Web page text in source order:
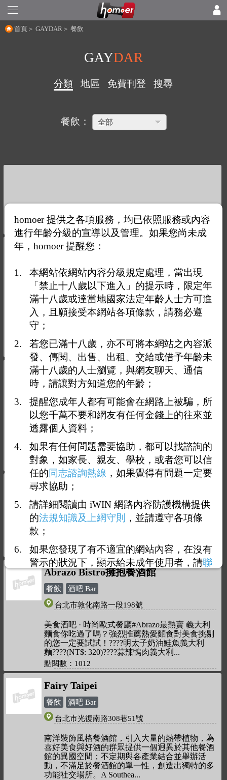
首頁 ＞ GAYDAR ＞ 餐飲
GAYDAR
分類 地區 免費刊登 搜尋
餐飲：
溫泉御膳坊膳坊
溫泉 戶外場所 日曬 餐飲
SPA、按摩、養生
112台北市北投區紗帽路42號
皇池溫泉的泉源是世界聞名的青磺泉，從地底自
然湧出無污染的溫泉，且地處青磺泉水脈聚集的
泉又稱鐳泉，因含有鐳放射能，經日本科學界、
醫界，和玉川溫泉研究團隊長期的
點閱數：1698
Waiting Bistro
餐飲
酒吧 Bar
台北市忠孝東路三段251巷13弄6號1樓
美食酒吧 · 啤酒吧 · 美式餐廳這裡有好酒、好
菜，還有一些好東西值得等待。Good things are
worth Waiting for.好酒、好菜，還有一些好東西值
得等待。一間用心研發
點閱數：1391
好食多涮涮屋
餐飲
酒吧 Bar
台北市雙城街19巷5號
今日營業: 11:30-15:00, 17:30-22:00
點閱數：1132
Abrazo Bistro擁抱餐酒館
餐飲
酒吧 Bar
台北市敦化南路一段198號
美食酒吧 · 時尚歐式餐廳#Abrazo最熱賣 義大利
麵食你吃過了嗎？強烈推薦熱愛麵食對美食挑剔
的您一定要試試！????明太子奶油鮭魚義大利
麵????(NT$: 320)????蒜辣鴨肉義大利
點閱數：1012
Fairy Taipei
餐飲
酒吧 Bar
台北市光復南路308巷51號
南洋裝飾風格餐酒館，引入大量的熱帶植物，為
喜好美食與好酒的群眾提供一個迥異於其他餐酒
館的異國空間；不定期與各產業結合並舉辦活
動，不滿足於餐酒館的單一性，創造出獨特的多
功能社交場所。A Southea
homoer 提供之各項服務，均已依照服務或內容
進行年齡分級的宣導以及管理。如果您尚未成
年，homoer 提醒您：
本網站依網站內容分級規定處理，當出現
「禁止十八歲以下進入」的提示時，限定年
滿十八歲或達當地國家法定年齡人士方可進
入，且願接受本網站各項條款，請務必遵
守；
若您已滿十八歲，亦不可將本網站之內容派
發、傳閱、出售、出租、交給或借予年齡未
滿十八歲的人士瀏覽，與網友聊天、通信
時，請讓對方知道您的年齡；
提醒您成年人都有可能會在網路上被騙，所
以您千萬不要和網友有任何金錢上的往來並
透露個人資料；
如果有任何問題需要協助，都可以找諮詢的
對象，如家長、親友、學校，或者您可以信
任的同志諮詢熱線 ，如果覺得有問題一定要
尋求協助；
請詳細閱讀由 iWIN 網路內容防護機構提供
的法規知識及上網守則
，並請遵守各項條
款；
如果您發現了有不適宜的網站內容，在沒有
警示的狀況下，顯示給未成年使用者，請聯
絡我們，謝謝您的合作。